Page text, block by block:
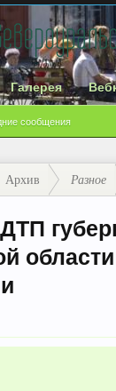
сообщения
Галерея
Архив Разное